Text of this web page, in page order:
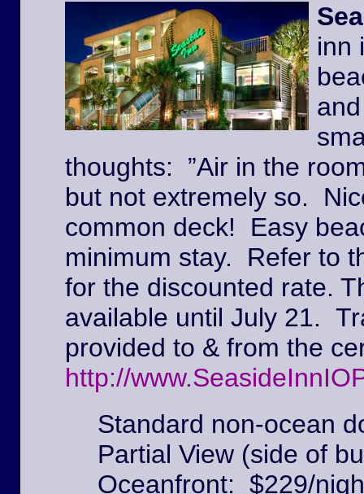
inn
thoughts: ”Air in the
but not extremely so.
common deck! Easy
minimum stay. Refer to
for the discounted rate.
available until July 21.
provided to & from the
http://
Standard non-ocean
Partial View (side of
Oceanfront: $229/